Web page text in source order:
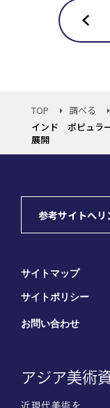
TOP 調べる
インド ポピュラ
展開
参考サイトへリ
サイトマップ
サイトポリシー
お問い合わせ
アジア美術
近現代美術を